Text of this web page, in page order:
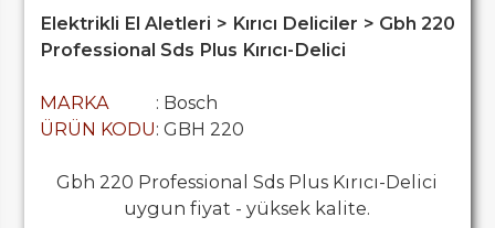
Elektrikli El Aletleri > Kırıcı Deliciler > Gbh 220
Professional Sds Plus Kırıcı-Delici
MARKA
: Bosch
ÜRÜN KODU: GBH 220
Gbh 220 Professional Sds Plus Kırıcı-Delici
uygun fiyat - yüksek kalite.